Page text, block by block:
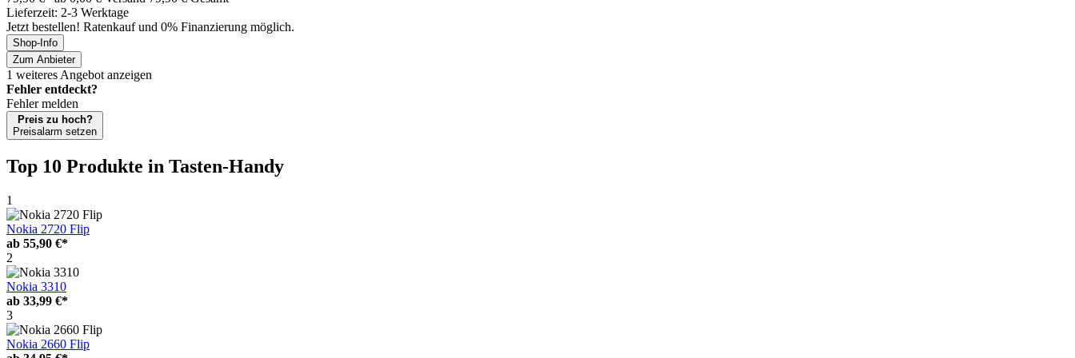
Lieferzeit: 2-3 Werktage
Jetzt bestellen! Ratenkauf und 0% Finanzierung möglich.
Shop-Info
Zum Anbieter
1 weiteres Angebot anzeigen
Fehler entdeckt?
Fehler melden
Preis zu hoch?
Preisalarm setzen
Top 10 Produkte in Tasten-Handy
1
Nokia 2720 Flip
ab 55,90 €*
2
Nokia 3310
ab 33,99 €*
3
Nokia 2660 Flip